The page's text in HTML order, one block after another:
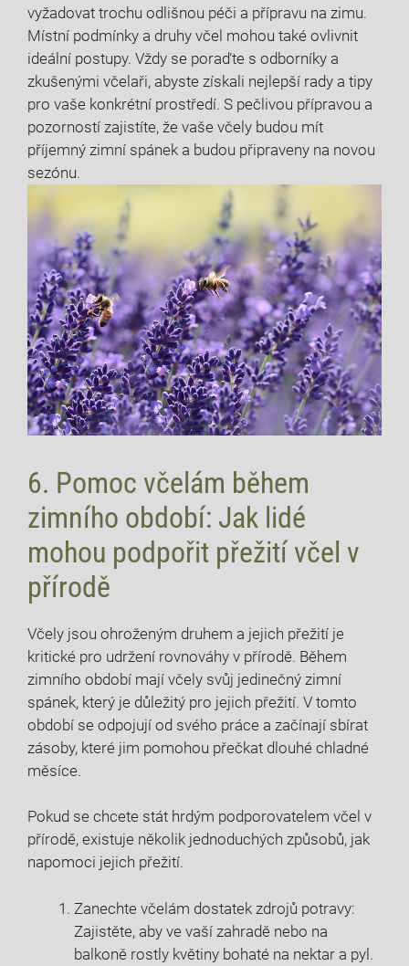
vyžadovat trochu odlišnou péči a přípravu na zimu.
Místní podmínky a druhy včel mohou také ovlivnit
ideální postupy. Vždy se poraďte s odborníky a
zkušenými včelaři, abyste získali nejlepší rady a tipy
pro vaše konkrétní prostředí. S pečlivou přípravou a
pozorností zajistíte, že vaše včely budou mít
příjemný zimní spánek a budou připraveny na novou
sezónu.
6. Pomoc včelám během
zimního období: Jak lidé
mohou podpořit přežití včel v
přírodě
Včely jsou ohroženým druhem a jejich přežití je
kritické pro udržení rovnováhy v přírodě. Během
zimního období mají včely svůj jedinečný zimní
spánek, který je důležitý pro jejich přežití. V tomto
období se odpojují od svého práce a začínají sbírat
zásoby, které jim pomohou přečkat dlouhé chladné
měsíce.
Pokud se chcete stát hrdým podporovatelem včel v
přírodě, existuje několik jednoduchých způsobů, jak
napomoci jejich přežití.
Zanechte včelám dostatek zdrojů potravy:
Zajistěte, aby ve vaší zahradě nebo na
balkoně rostly květiny bohaté na nektar a pyl.